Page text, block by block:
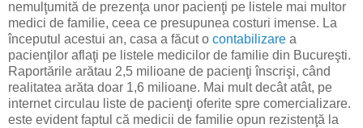
nemulţumită de prezenţa unor pacienţi pe listele mai multor
medici de familie, ceea ce presupunea costuri imense. La
începutul acestui an, casa a făcut o contabilizare a
pacienţilor aflaţi pe listele medicilor de familie din Bucureşti.
Raportările arătau 2,5 milioane de pacienţi înscrişi, când
realitatea arăta doar 1,6 milioane. Mai mult decât atât, pe
internet circulau liste de pacienţi oferite spre comercializare.
este evident faptul că medicii de familie opun rezistenţă la